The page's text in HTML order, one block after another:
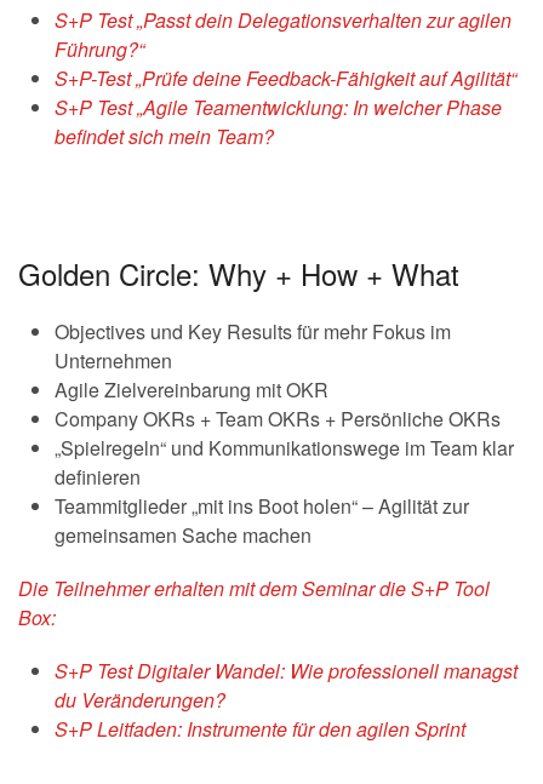
S+P Test „Passt dein Delegationsverhalten zur agilen
Führung?“
S+P-Test „Prüfe deine Feedback-Fähigkeit auf Agilität“
S+P Test „Agile Teamentwicklung: In welcher Phase
befindet sich mein Team?
Golden Circle: Why + How + What
Objectives und Key Results für mehr Fokus im
Unternehmen
Agile Zielvereinbarung mit OKR
Company OKRs + Team OKRs + Persönliche OKRs
„Spielregeln“ und Kommunikationswege im Team klar
definieren
Teammitglieder „mit ins Boot holen“ – Agilität zur
gemeinsamen Sache machen
Die Teilnehmer erhalten mit dem Seminar die S+P Tool
Box:
S+P Test Digitaler Wandel: Wie professionell managst
du Veränderungen?
S+P Leitfaden: Instrumente für den agilen Sprint